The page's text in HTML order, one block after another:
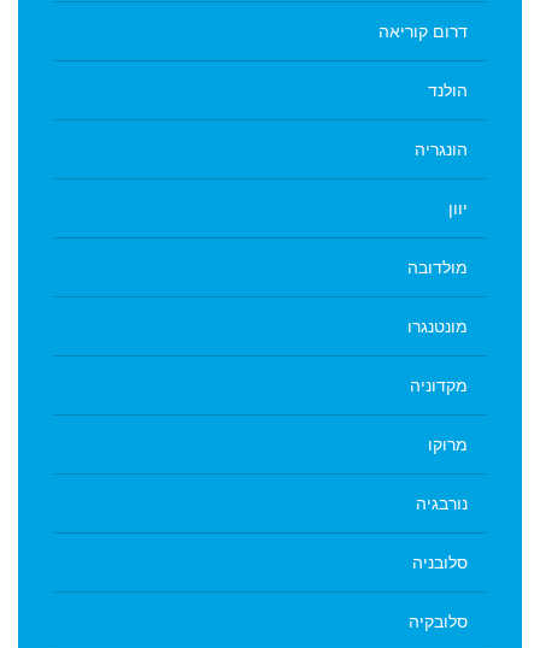
דרום קוריאה
הולנד
הונגריה
יוון
מולדובה
מונטנגרו
מקדוניה
מרוקו
נורבגיה
סלובניה
סלובקיה